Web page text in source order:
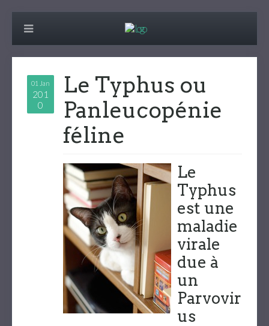
01 Jan
201
0
Le Typhus ou
Panleucopénie
féline
Le
Typhus
est une
maladie
virale
due à
un
Parvovir
us